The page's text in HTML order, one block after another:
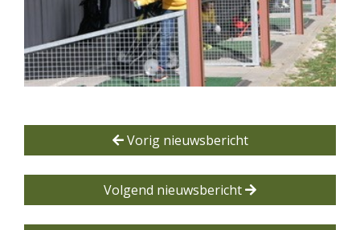
Vorig nieuwsbericht
Volgend nieuwsbericht